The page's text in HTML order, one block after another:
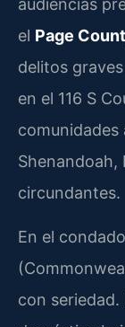
el Page
delitos
en el 116 S
comunidades
Shenandoah,
circundantes.
En el
con